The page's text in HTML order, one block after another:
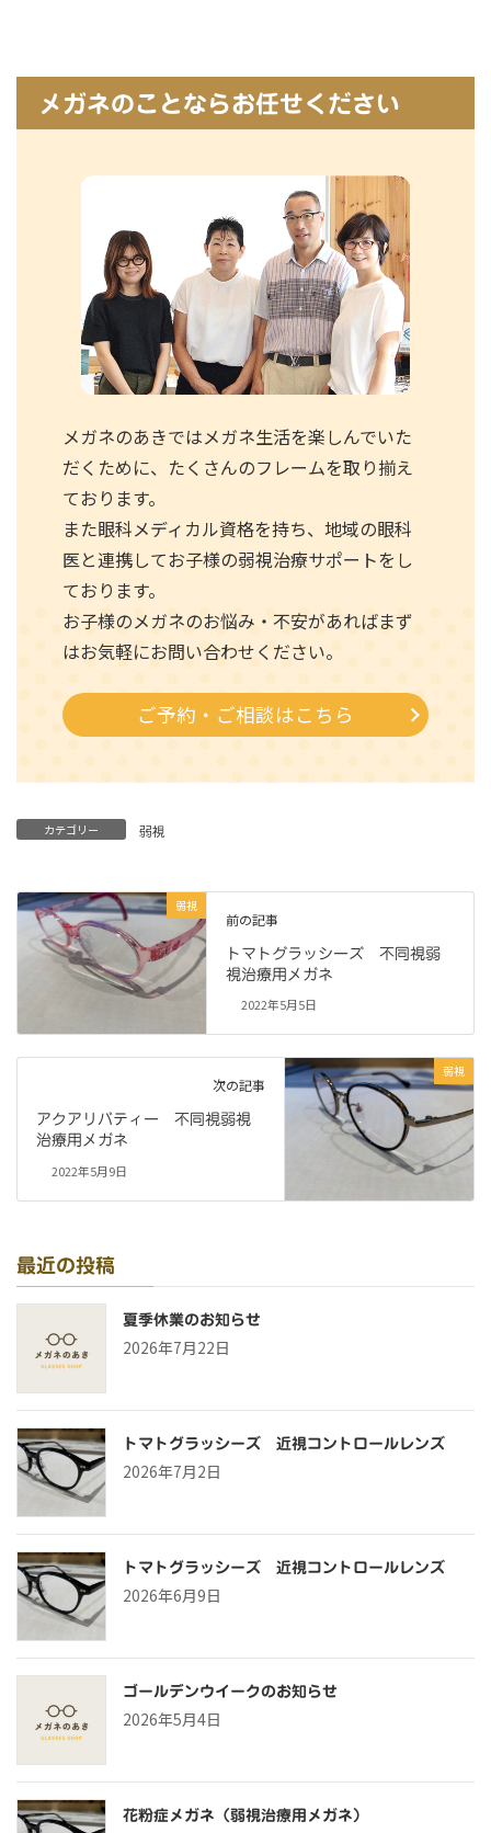
メガネのことならお任せください
メガネのあきではメガネ生活を楽しんでいた
だくために、たくさんのフレームを取り揃え
ております。
また眼科メディカル資格を持ち、地域の眼科
医と連携してお子様の弱視治療サポートをし
ております。
お子様のメガネのお悩み・不安があればまず
はお気軽にお問い合わせください。
ご予約・ご相談はこちら
カテゴリー 弱視
弱視
前の記事
トマトグラッシーズ 不同視弱
視治療用メガネ
2022年5月5日
弱視
次の記事
アクアリバティー 不同視弱視
治療用メガネ
2022年5月9日
最近の投稿
夏季休業のお知らせ
2026年7月22日
トマトグラッシーズ 近視コントロールレンズ
2026年7月2日
トマトグラッシーズ 近視コントロールレンズ
2026年6月9日
ゴールデンウイークのお知らせ
2026年5月4日
花粉症メガネ（弱視治療用メガネ）